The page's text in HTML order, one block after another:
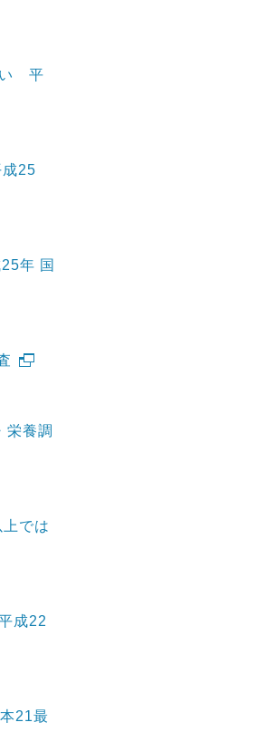
い 平
25
年 国
栄養調
では
成22
21最